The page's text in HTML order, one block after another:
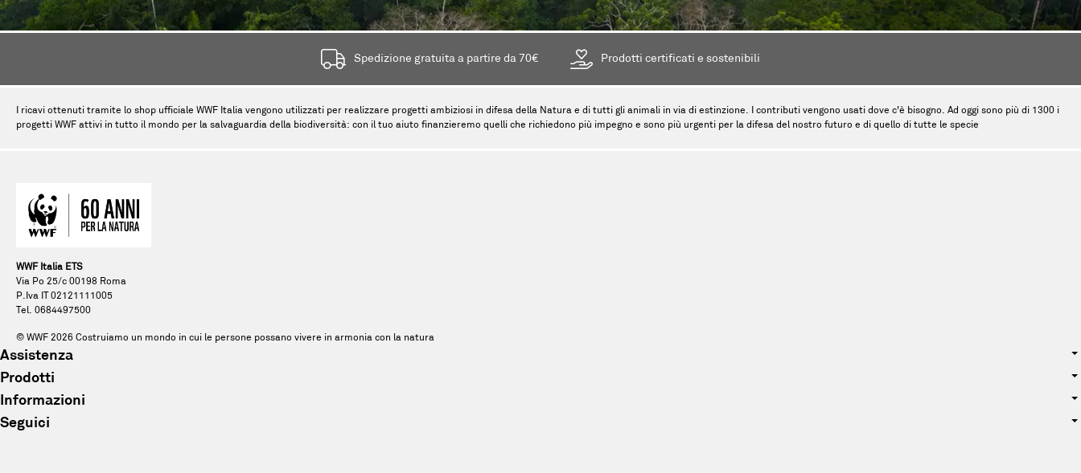
Spedizione gratuita a partire da 70€ Prodotti certificati e sostenibili
I ricavi ottenuti tramite lo shop ufficiale WWF Italia vengono utilizzati per realizzare progetti ambiziosi in difesa della Natura e di tutti gli animali in via di estinzione. I contributi vengono usati dove c'è bisogno. Ad oggi sono più di 1300 i
progetti WWF attivi in tutto il mondo per la salvaguardia della biodiversità: con il tuo aiuto finanzieremo quelli che richiedono più impegno e sono più urgenti per la difesa del nostro futuro e di quello di tutte le specie
WWF Italia ETS
Via Po 25/c 00198 Roma
P.Iva IT 02121111005
Tel. 0684497500
© WWF 2026 Costruiamo un mondo in cui le persone possano vivere in armonia con la natura
Assistenza
Tel. 0684497500
E-mail: pandagift@wwf.it
Prodotti
Abbigliamento
Accessori
Informazioni
Chi siamo
Seguici